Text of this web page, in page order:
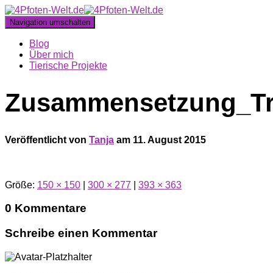
Navigation umschalten
Blog
Über mich
Tierische Projekte
Veröffentlicht von Tanja am 11. August 2015
Größe: 150 × 150 300 × 277 393 × 363
0 Kommentare
Schreibe einen Kommentar